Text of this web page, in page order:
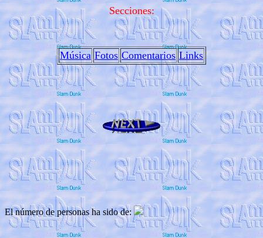
Secciones:
Música Fotos Comentarios Links
El número de personas ha sido de: